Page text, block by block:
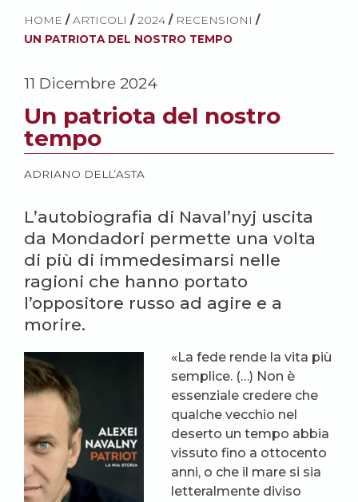
HOME / ARTICOLI / 2024 / RECENSIONI /
UN PATRIOTA DEL NOSTRO TEMPO
11 Dicembre 2024
Un patriota del nostro
tempo
ADRIANO DELL’ASTA
L’autobiografia di Naval’nyj uscita
da Mondadori permette una volta
di più di immedesimarsi nelle
ragioni che hanno portato
l’oppositore russo ad agire e a
morire.
«La fede rende la vita più
semplice. (…) Non è
essenziale credere che
qualche vecchio nel
deserto un tempo abbia
vissuto fino a ottocento
anni, o che il mare si sia
letteralmente diviso